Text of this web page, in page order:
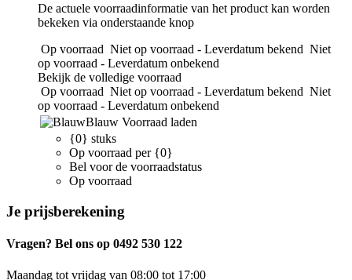
De actuele voorraadinformatie van het product kan worden
bekeken via onderstaande knop
Op voorraad Niet op voorraad - Leverdatum bekend Niet
op voorraad - Leverdatum onbekend
Bekijk de volledige voorraad
Op voorraad Niet op voorraad - Leverdatum bekend Niet
op voorraad - Leverdatum onbekend
Blauw Voorraad laden
{0} stuks
Op voorraad per {0}
Bel voor de voorraadstatus
Op voorraad
Je prijsberekening
Vragen? Bel ons op 0492 530 122
Maandag tot vrijdag van 08:00 tot 17:00